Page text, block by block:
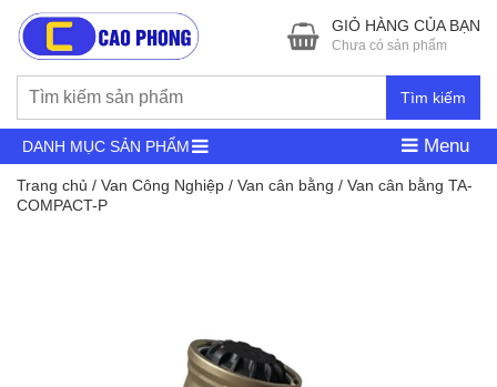
Tìm kiếm
GIỎ HÀNG CỦA BẠN
Chưa có sản phẩm
DANH MỤC SẢN PHẨM Menu
Trang chủ / Van Công Nghiệp / Van cân bằng / Van cân bằng TA-
COMPACT-P